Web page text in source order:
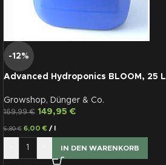
-12%
Advanced Hydroponics BLOOM, 25 L
Growshop, Dünger & Co.
169,99€ 149,95 €
6,80€ 6,00€/
IN DEN WARENKORB